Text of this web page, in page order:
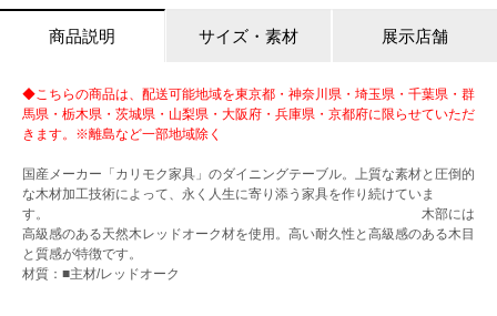
商品説明 サイズ・素材 展示店舗
◆こちらの商品は、配送可能地域を東京都・神奈川県・埼玉県・千葉県・群
馬県・栃木県・茨城県・山梨県・大阪府・兵庫県・京都府に限らせていただ
きます。※離島など一部地域除く
国産メーカー「カリモク家具」のダイニングテーブル。上質な素材と圧倒的
な木材加工技術によって、永く人生に寄り添う家具を作り続けていま
す。 木部には
高級感のある天然木レッドオーク材を使用。高い耐久性と高級感のある木目
と質感が特徴です。
材質：■主材/レッドオーク